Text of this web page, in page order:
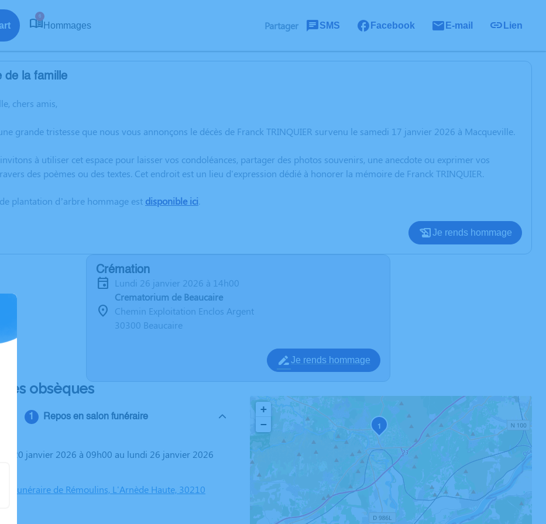
6
Hommages Partager SMS Facebook E-mail Lien
de la famille
chers amis,
grande tristesse que nous vous annonçons le décès de Franck TRINQUIER survenu le samedi 17 janvier 2026 à Macqueville.
à utiliser cet espace pour laisser vos condoléances, partager des photos souvenirs, une anecdote ou exprimer vos
des poèmes ou des textes. Cet endroit est un lieu d'expression dédié à honorer la mémoire de Franck TRINQUIER.
plantation d’arbre hommage est disponible ici.
Je rends hommage
Crémation
lundi 26 janvier 2026 à 14h00
Crematorium de Beaucaire
Chemin Exploitation Enclos Argent
30300 Beaucaire
Je rends hommage
obsèques
Repos en salon funéraire
Funéraire de Rémoulins, L'Arnède Haute, 30210
1
+
−